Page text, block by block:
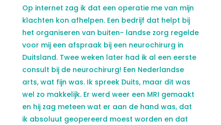
Op internet zag ik dat een operatie me van mijn
klachten kon afhelpen. Een bedrijf dat helpt bij
het organiseren van buiten- landse zorg regelde
voor mij een afspraak bij een neurochirurg in
Duitsland. Twee weken later had ik al een eerste
consult bij de neurochirurg! Een Nederlandse
arts, wat fijn was. Ik spreek Duits, maar dit was
wel zo makkelijk. Er werd weer een MRI gemaakt
en hij zag meteen wat er aan de hand was, dat
ik absoluut geopereerd moest worden en dat